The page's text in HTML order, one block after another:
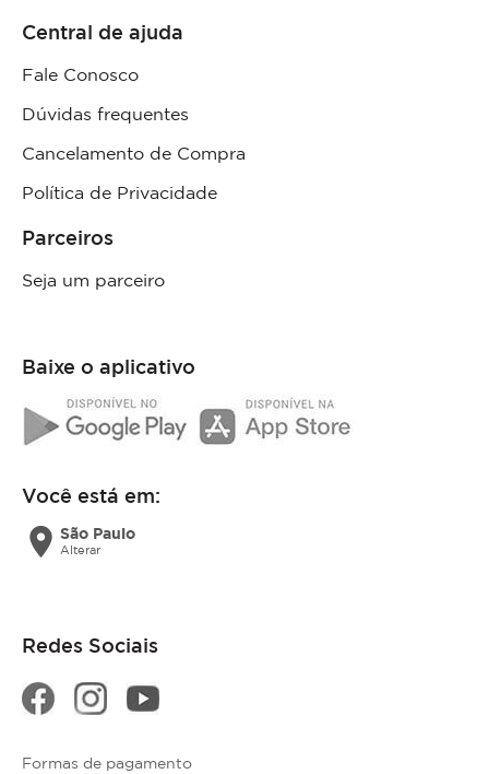
Central de ajuda
Fale Conosco
Dúvidas frequentes
Cancelamento de Compra
Política de Privacidade
Parceiros
Seja um parceiro
Baixe o aplicativo
Você está em:
location_on São Paulo
Alterar
Redes Sociais
Formas de pagamento